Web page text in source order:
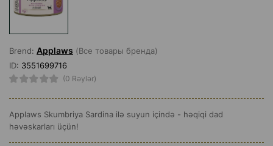
Brend: Applaws (Все товары бренда)
ID: 3551699716
(0 Rəylər)
Applaws Skumbriya Sardina ilə suyun içində - həqiqi dad
həvəskarları üçün!